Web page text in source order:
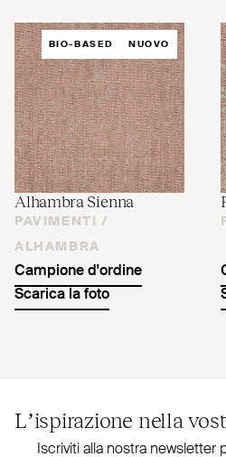
BIO-BASED NUOVO
Alhambra Sienna
PAVIMENTI /
ALHAMBRA
Campione d'ordine
Scarica la foto
L’ispirazione nella
Iscriviti alla nostra new­sletter